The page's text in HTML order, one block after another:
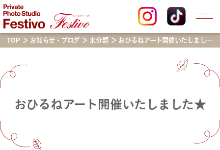
TOP お知らせ・ブログ 未分類 おひるねアート開催いたしました★
おひるねアート開催いたしました★